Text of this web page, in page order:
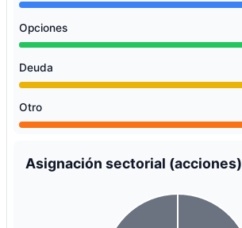
Opciones
Deuda
Otro
Asignación sectorial (acciones)